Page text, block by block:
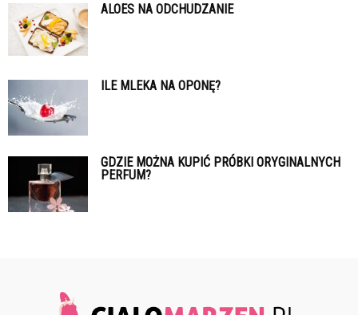
ALOES NA ODCHUDZANIE
ILE MLEKA NA OPONĘ?
GDZIE MOŻNA KUPIĆ PRÓBKI ORYGINALNYCH
PERFUM?